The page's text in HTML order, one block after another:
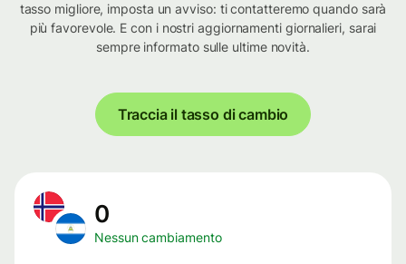
tasso migliore, imposta un avviso: ti contatteremo quando sarà
più favorevole. E con i nostri aggiornamenti giornalieri, sarai
sempre informato sulle ultime novità.
Traccia il tasso di cambio
0
Nessun cambiamento